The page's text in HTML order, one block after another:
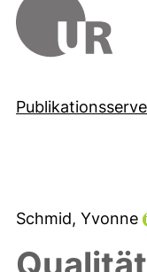
Schmid, Yvonne